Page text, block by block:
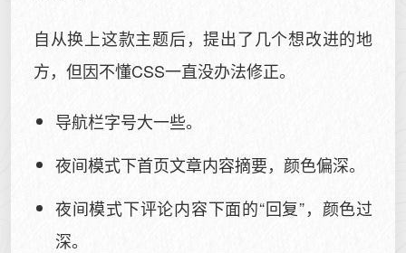
自从换上这款主题后，提出了几个想改进的地
方，但因不懂CSS一直没办法修正。
导航栏字号大一些。
夜间模式下首页文章内容摘要，颜色偏深。
夜间模式下评论内容下面的“回复”，颜色过
深。